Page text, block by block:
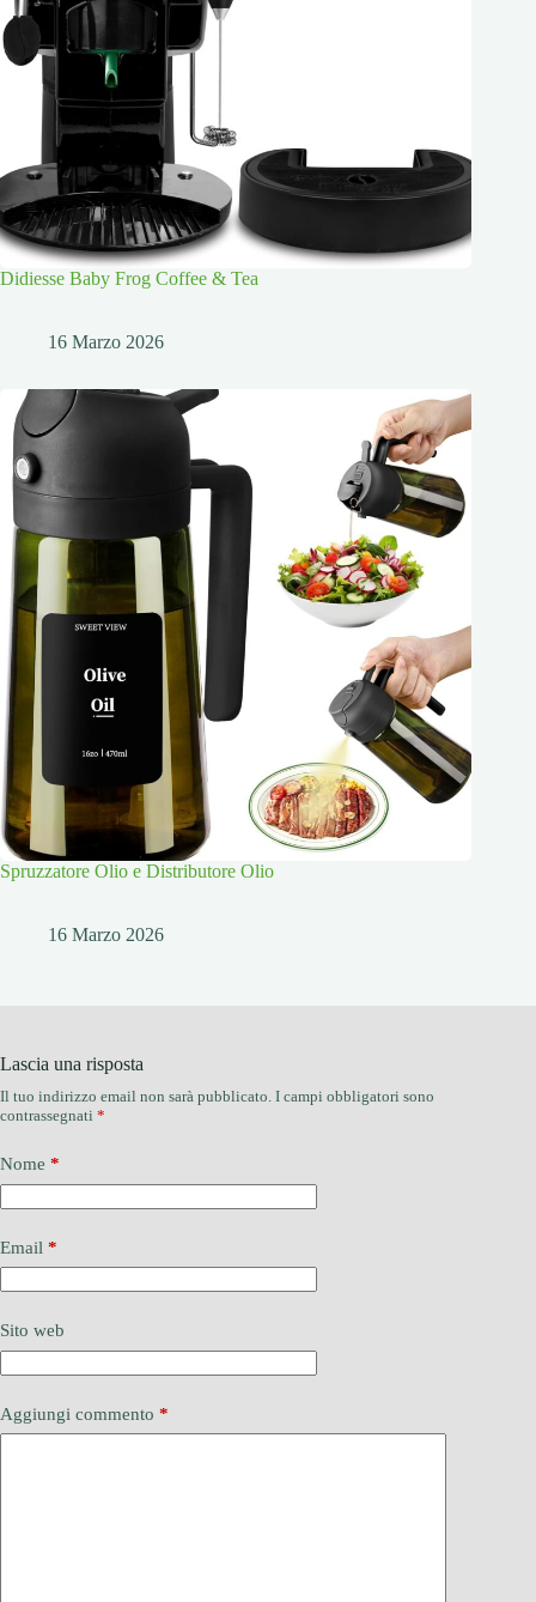
Didiesse Baby Frog Coffee & Tea
16 Marzo 2026
Spruzzatore Olio e Distributore Olio
16 Marzo 2026
Lascia una risposta
Il tuo indirizzo email non sarà pubblicato. I campi obbligatori sono
contrassegnati *
Nome *
Email *
Sito web
Aggiungi commento *